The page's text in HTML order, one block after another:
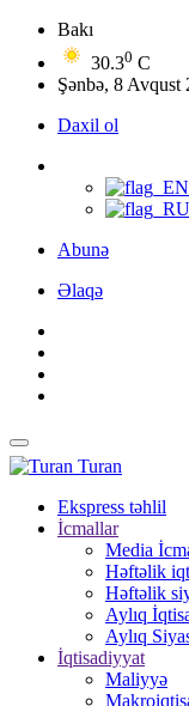
Bakı
30.30 C
Şənbə, 8 Avqust
Daxil ol
Abunə
Əlaqə
Turan
Ekspress təhlil
İcmallar
Media
Həftəlik
Həftəlik
Aylıq
Aylıq
İqtisadiyyat
Maliyyə